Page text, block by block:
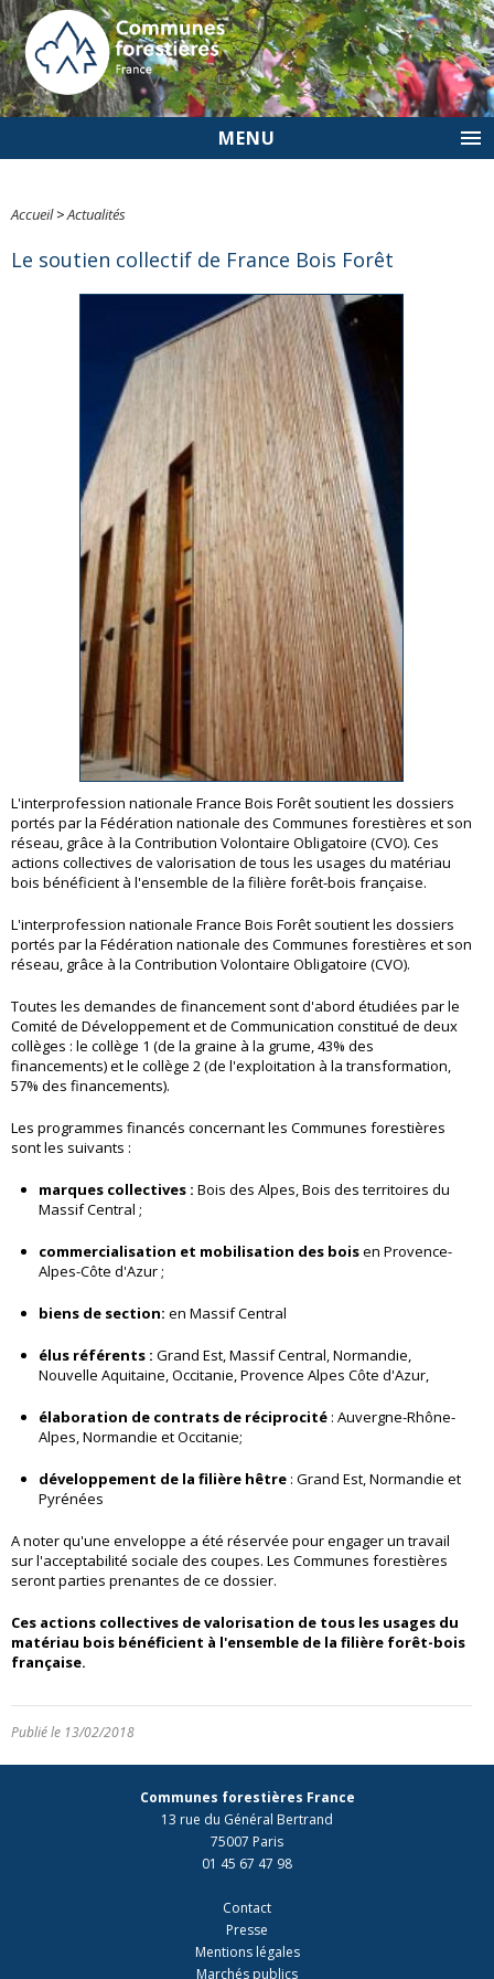
MENU
Accueil>Actualités
Le soutien collectif de France Bois Forêt
L'interprofession nationale France Bois Forêt soutient les dossiers
portés par la Fédération nationale des Communes forestières et son
réseau, grâce à la Contribution Volontaire Obligatoire (CVO). Ces
actions collectives de valorisation de tous les usages du matériau
bois bénéficient à l'ensemble de la filière forêt-bois française.
L'interprofession nationale France Bois Forêt soutient les dossiers
portés par la Fédération nationale des Communes forestières et son
réseau, grâce à la Contribution Volontaire Obligatoire (CVO).
Toutes les demandes de financement sont d'abord étudiées par le
Comité de Développement et de Communication constitué de deux
collèges : le collège 1 (de la graine à la grume, 43% des
financements) et le collège 2 (de l'exploitation à la transformation,
57% des financements).
Les programmes financés concernant les Communes forestières
sont les suivants :
marques collectives : Bois des Alpes, Bois des territoires du
Massif Central ;
commercialisation et mobilisation des boisen Provence-
Alpes-Côte d'Azur ;
biens de section: en Massif Central
élus référents : Grand Est, Massif Central, Normandie,
Nouvelle Aquitaine, Occitanie, Provence Alpes Côte d'Azur,
élaboration de contrats de réciprocité : Auvergne-Rhône-
Alpes, Normandie et Occitanie;
développement de la filière hêtre : Grand Est, Normandie et
Pyrénées
A noter qu'une enveloppe a été réservée pour engager un travail
sur l'acceptabilité sociale des coupes. Les Communes forestières
seront parties prenantes de ce dossier.
Ces actions collectives de valorisation de tous les usages du
matériau bois bénéficient à l'ensemble de la filière forêt-bois
française.
Publié le 13/02/2018
Communes forestières France
13 rue du Général Bertrand
75007 Paris
01 45 67 47 98
Contact
Presse
Mentions légales
Marchés publics